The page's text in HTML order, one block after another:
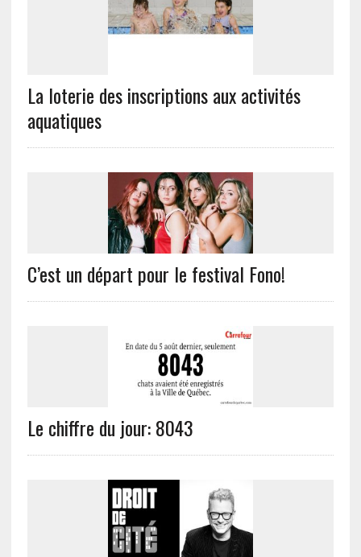
La loterie des inscriptions aux activités
aquatiques
C’est un départ pour le festival Fono!
Le chiffre du jour: 8043